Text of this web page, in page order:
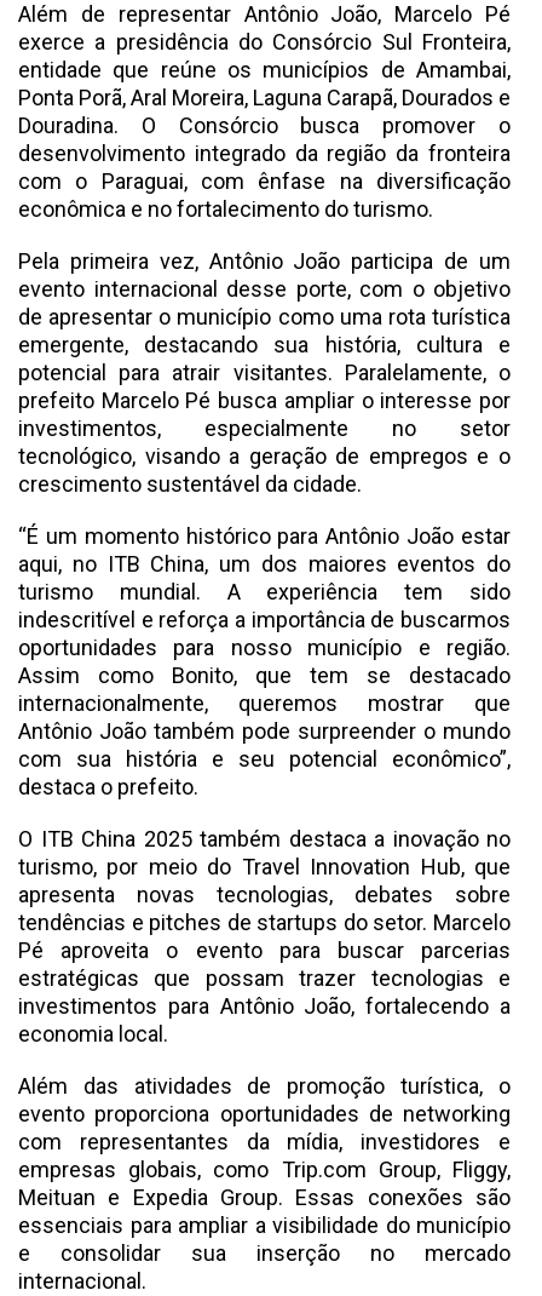
Além de representar Antônio João, Marcelo Pé
exerce a presidência do Consórcio Sul Fronteira,
entidade que reúne os municípios de Amambai,
Ponta Porã, Aral Moreira, Laguna Carapã, Dourados e
Douradina. O Consórcio busca promover o
desenvolvimento integrado da região da fronteira
com o Paraguai, com ênfase na diversificação
econômica e no fortalecimento do turismo.
Pela primeira vez, Antônio João participa de um
evento internacional desse porte, com o objetivo
de apresentar o município como uma rota turística
emergente, destacando sua história, cultura e
potencial para atrair visitantes. Paralelamente, o
prefeito Marcelo Pé busca ampliar o interesse por
investimentos, especialmente no setor
tecnológico, visando a geração de empregos e o
crescimento sustentável da cidade.
“É um momento histórico para Antônio João estar
aqui, no ITB China, um dos maiores eventos do
turismo mundial. A experiência tem sido
indescritível e reforça a importância de buscarmos
oportunidades para nosso município e região.
Assim como Bonito, que tem se destacado
internacionalmente, queremos mostrar que
Antônio João também pode surpreender o mundo
com sua história e seu potencial econômico”,
destaca o prefeito.
O ITB China 2025 também destaca a inovação no
turismo, por meio do Travel Innovation Hub, que
apresenta novas tecnologias, debates sobre
tendências e pitches de startups do setor. Marcelo
Pé aproveita o evento para buscar parcerias
estratégicas que possam trazer tecnologias e
investimentos para Antônio João, fortalecendo a
economia local.
Além das atividades de promoção turística, o
evento proporciona oportunidades de networking
com representantes da mídia, investidores e
empresas globais, como Trip.com Group, Fliggy,
Meituan e Expedia Group. Essas conexões são
essenciais para ampliar a visibilidade do município
e consolidar sua inserção no mercado
internacional.